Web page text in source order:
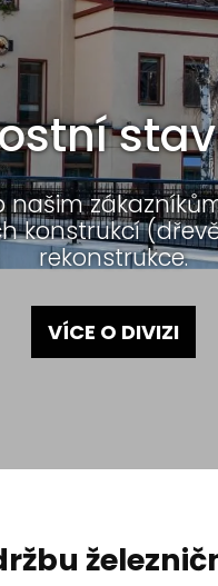
konstrukcí
rekonstrukce.
VÍCE O DIVIZI